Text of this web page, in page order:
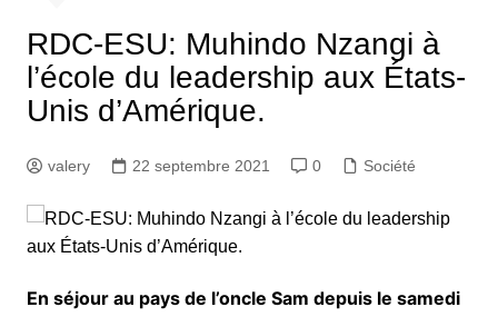
RDC-ESU: Muhindo Nzangi à
l’école du leadership aux États-
Unis d’Amérique.
valery 22 septembre 2021 0 Société
En séjour au pays de l’oncle Sam depuis le samedi